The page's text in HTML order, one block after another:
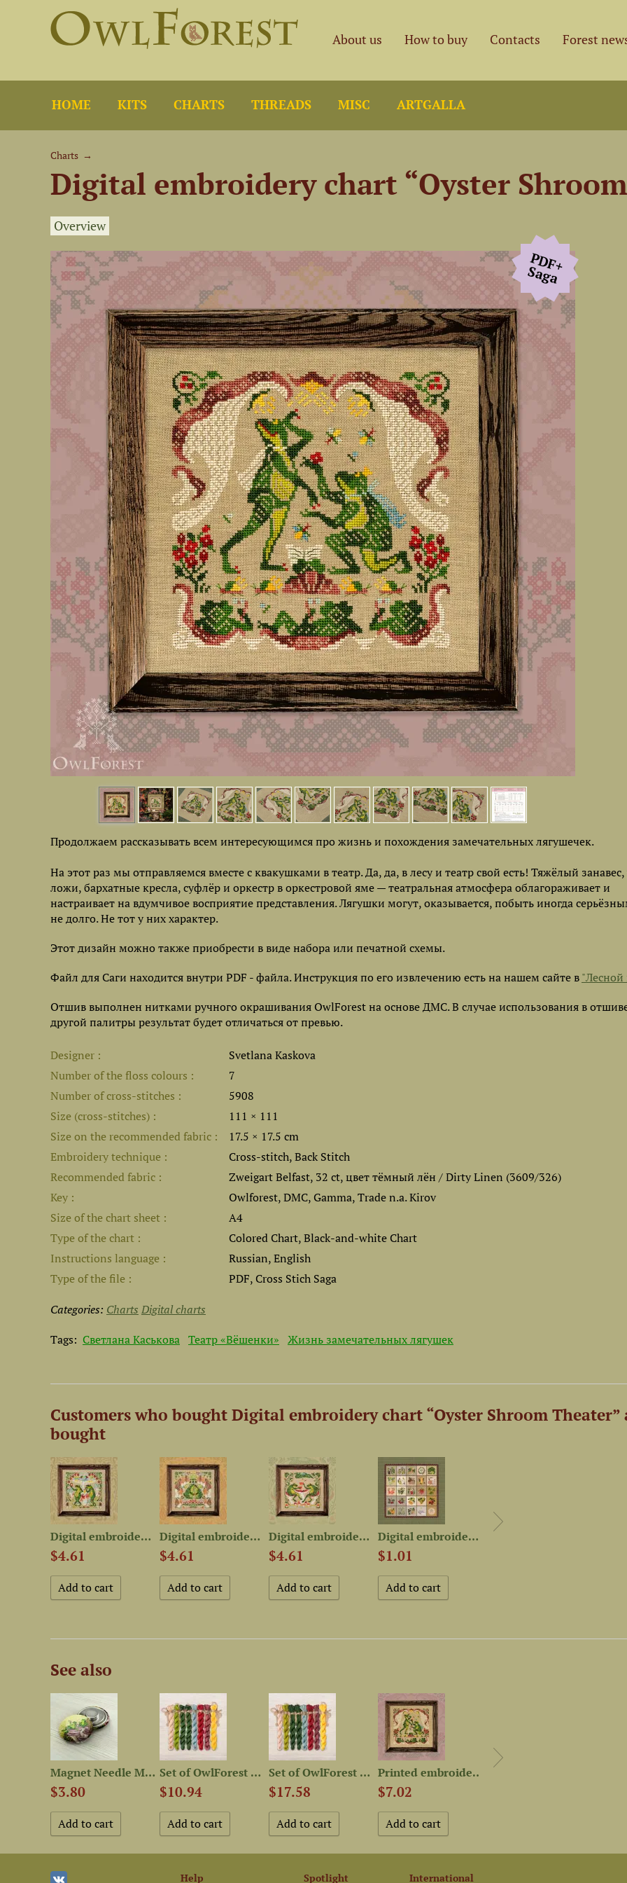
About us How to buy Contacts Forest
HOME KITS CHARTS THREADS MISC ARTGALLA
Charts →
Digital embroidery chart “Oyster
Overview
PDF+
Saga
Продолжаем рассказывать всем интересующимся про жизнь и похождения замечательных лягушечек.
На этот раз мы отправляемся вместе с квакушками в театр. Да, да, в лесу и театр свой есть! Тяжёлый
ложи, бархатные кресла, суфлёр и оркестр в оркестровой яме — театральная атмосфера облагораживает и
настраивает на вдумчивое восприятие представления. Лягушки могут, оказывается, побыть иногда
не долго. Не тот у них характер.
Этот дизайн можно также приобрести в виде набора или печатной схемы.
Файл для Саги находится внутри PDF - файла. Инструкция по его извлечению есть на нашем сайте в"Лесной
Отшив выполнен нитками ручного окрашивания OwlForest на основе ДМС. В случае использования в
другой палитры результат будет отличаться от превью.
Designer
Svetlana Kaskova
Number of the floss colours
7
Number of cross-stitches
5908
Size (cross-stitches)
111 × 111
Size on the recommended fabric
17.5 × 17.5 cm
Embroidery technique
Cross-stitch, Back Stitch
Recommended fabric
Zweigart Belfast, 32 ct, цвет тёмный лён / Dirty Linen (3609/326)
Key
Owlforest, DMC, Gamma, Trade n.a. Kirov
Size of the chart sheet
A4
Type of the chart
Colored Chart, Black-and-white Chart
Instructions language
Russian, English
Type of the file
PDF, Cross Stich Saga
Categories: Charts Digital charts
Tags: Светлана Каськова Театр «Вёшенки» Жизнь замечательных лягушек
Customers who bought Digital embroidery chart “Oyster Shroom Theater”
bought
Digital embroidery chart...
$4.61
Digital embroidery chart...
$4.61
Digital embroidery chart...
$4.61
Digital embroidery chart...
$1.01
See also
Magnet Needle Minder “Frogs...
$3.80
Set of OwlForest Hand-Dyed...
$10.94
Set of OwlForest Hand-Dyed...
$17.58
Printed embroidery chart...
$7.02
Help Spotlight International